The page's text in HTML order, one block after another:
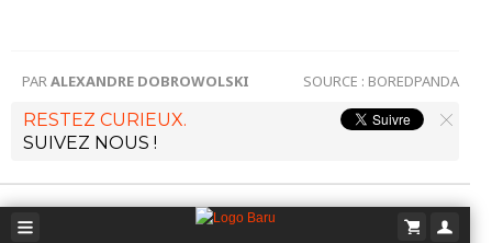
SOURCE : BOREDPANDA
PARALEXANDRE DOBROWOLSKI
RESTEZ CURIEUX.
SUIVEZ NOUS !